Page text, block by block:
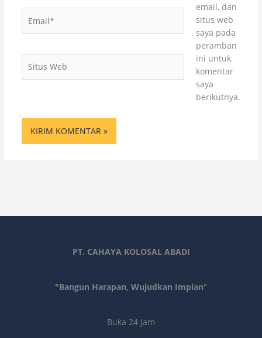
Web
email, dan
situs web
saya pada
peramban
ini untuk
komentar
saya
berikutnya.
PT. CAHAYA KOLOSAL ABADI
"Bangun Harapan, Wujudkan Impian"
Buka 24 Jam